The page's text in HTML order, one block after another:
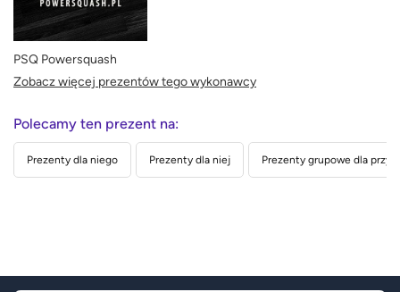
PSQ Powersquash
Zobacz więcej prezentów tego wykonawcy
Polecamy ten prezent na:
Prezenty dla niego Prezenty dla niej Prezenty grupowe dla